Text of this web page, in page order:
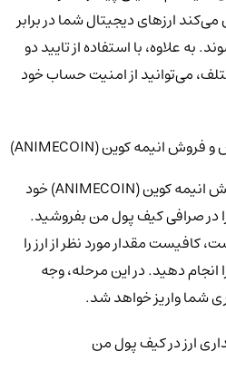
ارزهای دیجیتال شما در برابر
علاوه، با استفاده از تایید دو
می‌توانید از امنیت حساب خود
اگر پس از مدتی تصمیم به فروش انیمه کوین (ANIMECOIN) خود
در صرافی کیف پول من بفروشید.
مقدار مورد نظر از ارز را
انجام دهید. در این مرحله، وجه
شما واریز خواهد شد.